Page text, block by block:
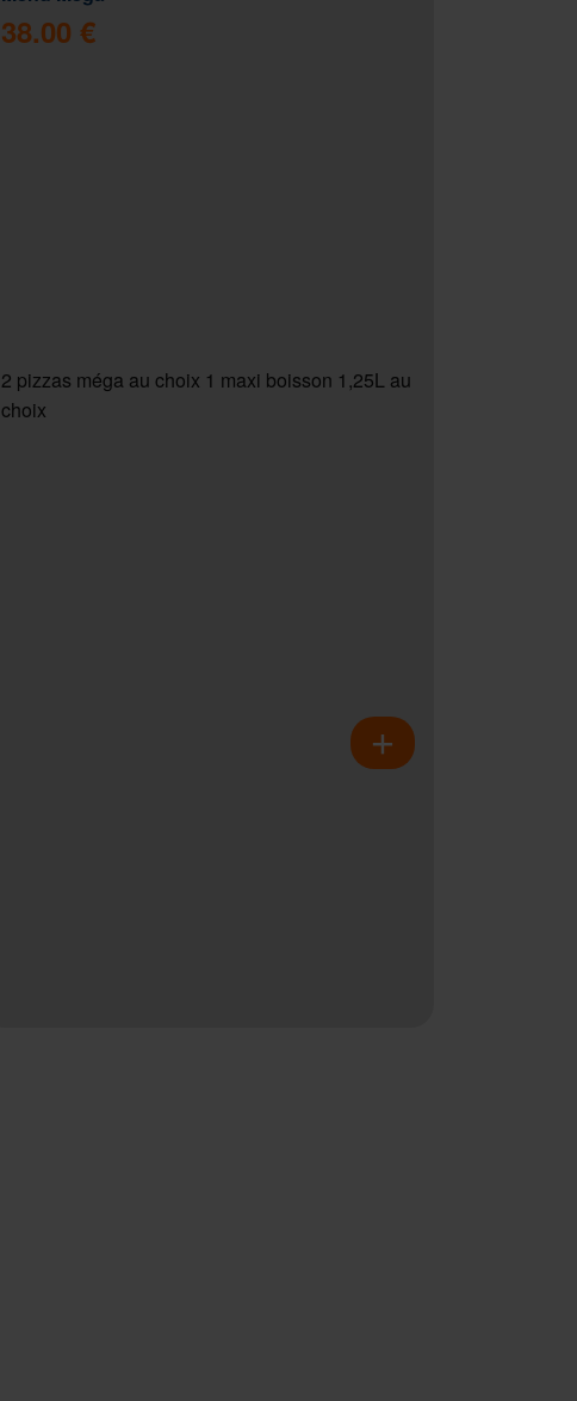
38.00 €
2 pizzas méga au choix 1 maxi boisson 1,25L au
choix